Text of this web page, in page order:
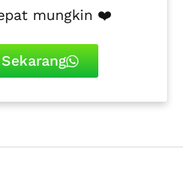
mungkin ❤️